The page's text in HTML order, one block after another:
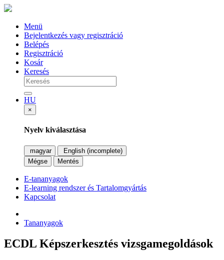
Menü
Bejelentkezés vagy regisztráció
Belépés
Regisztráció
Kosár
Keresés
HU
×
Nyelv kiválasztása
magyar
English (incomplete)
Mégse
Mentés
E-tananyagok
E-learning rendszer és Tartalomgyártás
Kapcsolat
Tananyagok
ECDL Képszerkesztés vizsgamegoldások